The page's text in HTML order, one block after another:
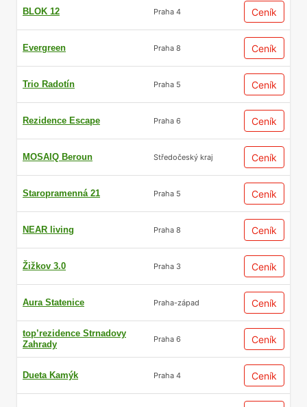
BLOK 12 Praha 4 Ceník
Evergreen Praha 8 Ceník
Trio Radotín Praha 5 Ceník
Rezidence Escape Praha 6 Ceník
MOSAIQ Beroun Středočeský kraj Ceník
Staropramenná 21 Praha 5 Ceník
NEAR living Praha 8 Ceník
Žižkov 3.0 Praha 3 Ceník
Aura Statenice Praha-západ Ceník
top’rezidence Strnadovy
Zahrady
Praha 6 Ceník
Dueta Kamýk Praha 4 Ceník